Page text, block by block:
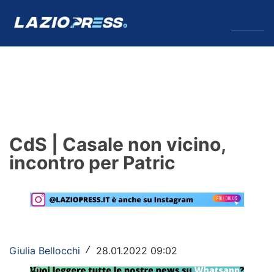
Formello
Primavera
Lazio Women
CdS | Casale non vicino,
incontro per Patric
Giulia Bellocchi / 28.01.2022 09:02